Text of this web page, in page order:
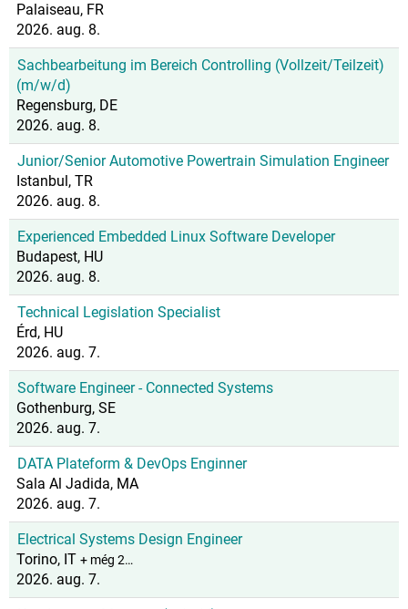
Palaiseau, FR
2026. aug. 8.
Sachbearbeitung im Bereich Controlling (Vollzeit/Teilzeit)
(m/w/d)
Regensburg, DE
2026. aug. 8.
Junior/Senior Automotive Powertrain Simulation Engineer
Istanbul, TR
2026. aug. 8.
Experienced Embedded Linux Software Developer
Budapest, HU
2026. aug. 8.
Technical Legislation Specialist
Érd, HU
2026. aug. 7.
Software Engineer - Connected Systems
Gothenburg, SE
2026. aug. 7.
DATA Plateform & DevOps Enginner
Sala Al Jadida, MA
2026. aug. 7.
Electrical Systems Design Engineer
Torino, IT + még 2…
2026. aug. 7.